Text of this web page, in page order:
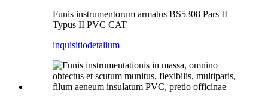
Funis instrumentorum armatus BS5308 Pars II
Typus II PVC CAT
inquisitiodetalium